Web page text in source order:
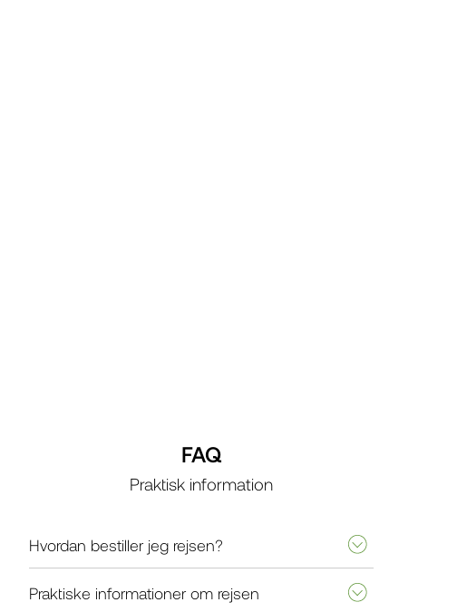
FAQ
Praktisk information
Hvordan bestiller jeg rejsen?
Praktiske informationer om rejsen